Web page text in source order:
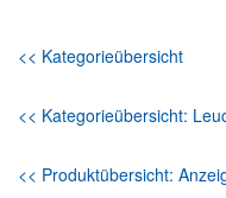
<< Kategorieübersicht
<< Kategorieübersicht:
<< Produktübersicht: